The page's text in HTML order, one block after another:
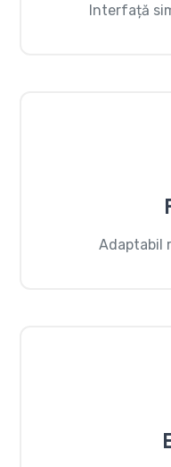
Interfață
Adaptabil